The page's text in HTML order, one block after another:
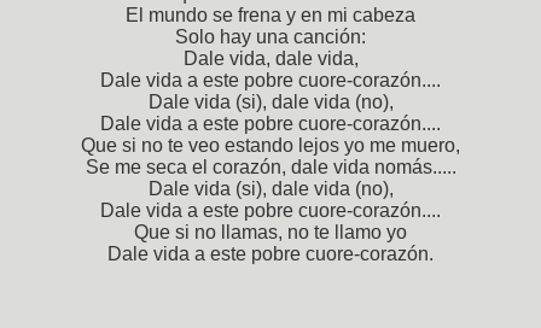
El mundo se frena y en mi cabeza
Solo hay una canción:
Dale vida, dale vida,
Dale vida a este pobre cuore-corazón....
Dale vida (si), dale vida (no),
Dale vida a este pobre cuore-corazón....
Que si no te veo estando lejos yo me muero,
Se me seca el corazón, dale vida nomás.....
Dale vida (si), dale vida (no),
Dale vida a este pobre cuore-corazón....
Que si no llamas, no te llamo yo
Dale vida a este pobre cuore-corazón.